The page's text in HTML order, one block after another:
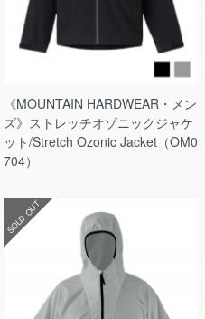
《MOUNTAIN HARDWEAR・メン
ズ》ストレッチオゾニックジャケ
ット/Stretch Ozonic Jacket（OM0
704）
SOLD OUT